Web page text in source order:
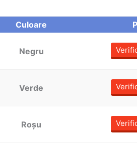
Culoare
Negru
Verde
Roșu